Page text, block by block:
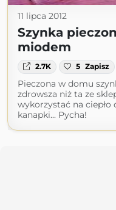
11 lipca 2012
Szynka
miodem
2.7K 5 Zapisz
Pieczona w domu
zdrowsza niż ta ze
wykorzystać na
kanapki... Pycha!